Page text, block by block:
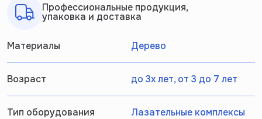
Профессиональные продукция,
упаковка и доставка
Материалы Дерево
Возраст до 3х лет, от 3 до 7 лет
Тип оборудования Лазательные комплексы